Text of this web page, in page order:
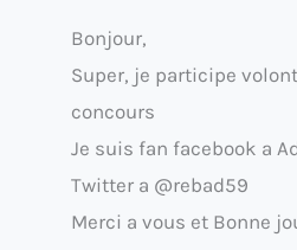
Bonjour,
Super, je participe
concours
Je suis fan facebook a
Twitter a @rebad59
Merci a vous et Bonne